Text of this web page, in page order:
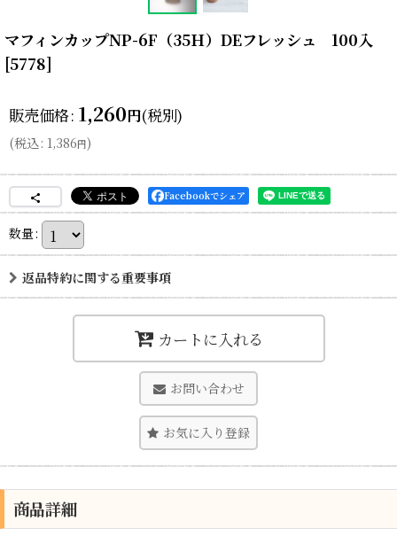
マフィンカップNP-6F（35Ｈ）DEフレッシュ 100入
[5778]
販売価格: 1,260円(税別)
(税込: 1,386円)
Facebookでシェア
数量:
返品特約に関する重要事項
カートに入れる
お問い合わせ
お気に入り登録
商品詳細